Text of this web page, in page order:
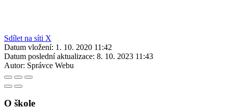
Sdílet na síti X
Datum vložení: 1. 10. 2020 11:42
Datum poslední aktualizace: 8. 10. 2023 11:43
Autor: Správce Webu
O škole